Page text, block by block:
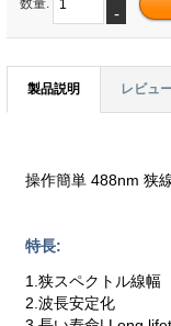
数量.
-
製品説明 レビュ
操作簡単 488nm 狭
特長:
1.狭スペクトル線幅
2.波長安定化